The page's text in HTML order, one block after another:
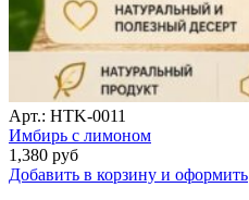
Арт.: HTK-0011
Имбирь с лимоном
1,380 руб
Добавить в корзину и оформить